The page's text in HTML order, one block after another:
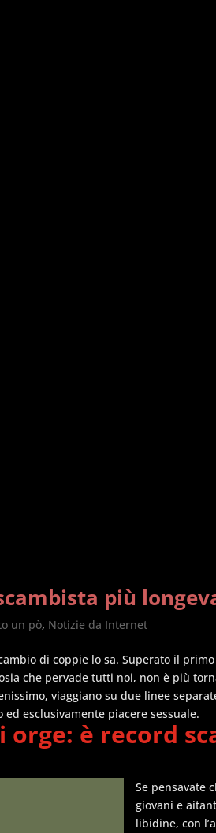
più
un pò, Notizie da Internet
di coppie lo sa. Superato il
che pervade tutti noi, non è più
viaggiano su due linee
ed esclusivamente piacere sessuale.
orge: è record
Se pensavate
giovani e
libidine, con